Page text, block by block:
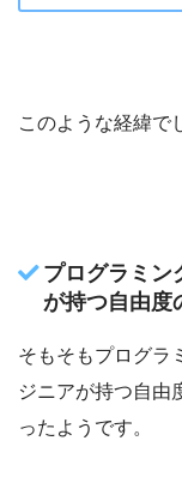
このような経緯で
プログラミン
が持つ自由度
そもそもプログラ
ジニアが持つ自由
ったようです。